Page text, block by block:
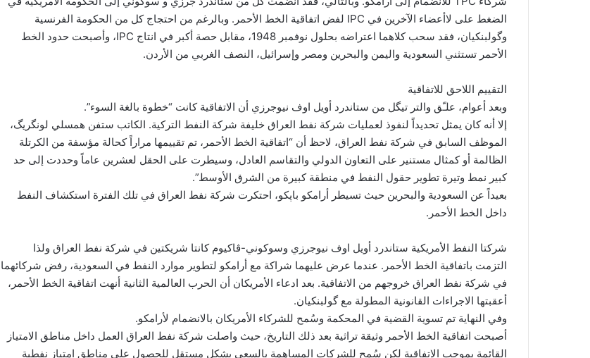
الضغط على لاأعضاء الآخرين في IPC لفض اتفاقية الخط الأحمر. وبالرغم من احتجاج كل من الحكومة الفرنسية
وگولبنكيان، فقد سحب كلاهما اعتراضه بحلول نوفمبر 1948، مقابل حصة أكبر في انتاج IPC، وأصبحت حدود الخط
الأحمر تستثني السعودية واليمن والبحرين ومصر وإسرائيل، النصف الغربي من الأردن.
التقييم اللاحق للاتفاقية
وبعد أعوام، علـّق والتر تيگل من ستاندرد أويل اوف نيوجرزي أن الاتفاقية كانت “خطوة بالغة السوء”.
إلا أنه كان يمثل تحديداً لنفوذ لعمليات شركة نفط العراق خليفة شركة النفط التركية. الكاتب ستفن همسلي لونگريگ،
الموظف السابق في شركة نفط العراق، لاحظ أن “اتفاقية الخط الأحمر، تم تقييمها مراراً كحالة مؤسفة من الكرتلة
الظالمة أو كمثال مستنير على التعاون الدولي والتقاسم العادل، وسيطرت على الحقل لعشرين عاماً وحددت إلى حد
كبير نمط وتيرة تطوير حقول النفط في منطقة كبيرة من الشرق الأوسط”.
بعيداً عن السعودية والبحرين حيث تسيطر أرامكو باپكو، احتكرت شركة نفط العراق في تلك الفترة استكشاف النفط
داخل الخط الأحمر.
شركتا النفط الأمريكية ستاندرد أويل اوف نيوجرزي وسوكوني-ڤاكيوم كانتا شريكتين في شركة نفط العراق ولذا
التزمت باتفاقية الخط الأحمر. عندما عرض عليهما شراكة مع أرامكو لتطوير موارد النفط في السعودية، رفض شركائهما
في شركة نفط العراق خروجهم من الاتفاقية. بعد ادعاء الأمريكان أن الحرب العالمية الثانية أنهت اتفاقية الخط الأحمر،
أعقبتها الاجراءات القانونية المطولة مع گولبنكيان.
وفي النهاية تم تسوية القضية في المحكمة وسُمح للشركاء الأمريكان بالانضمام لأرامكو.
أصبحت اتفاقية الخط الأحمر وثيقة تراثية بعد ذلك التاريخ، حيث واصلت شركة نفط العراق العمل داخل مناطق الامتياز
القائمة بموجب الاتفاقية لكن سُمح للشركات المساهمة بالسعي بشكل مستقل للحصول على مناطق امتياز نفطية